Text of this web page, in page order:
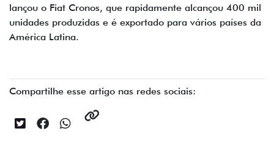
lançou o Fiat Cronos, que rapidamente alcançou 400 mil
unidades produzidas e é exportado para vários países da
América Latina.
Compartilhe esse artigo nas redes sociais: